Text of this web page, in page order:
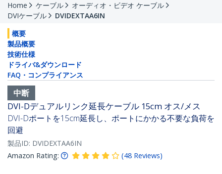
Home ケーブル
オーディオ・ビデオ ケーブル
DVIケーブル
DVIDEXTAA6IN
概要
製品概要
技術仕様
ドライバ&ダウンロード
FAQ・コンプライアンス
中断
DVI-Dデュアルリンク延長ケーブル 15cm オス/メス
DVI-Dポートを15cm延長し、ポートにかかる不要な負荷を
回避
製品ID: DVIDEXTAA6IN
Amazon Rating:
(48 Reviews)